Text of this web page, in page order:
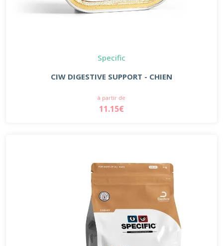
Specific
CIW DIGESTIVE SUPPORT - CHIEN
à partir de
11.15€